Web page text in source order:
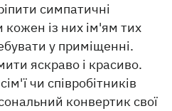
симпатичні
кожен із них ім'ям тих
у приміщенні.
яскраво і красиво.
чи співробітників
конвертик свої